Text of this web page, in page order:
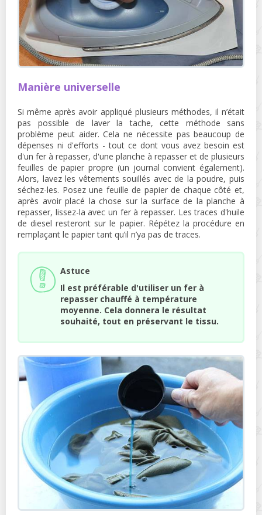
Manière universelle
Si même après avoir appliqué plusieurs méthodes, il n’était
pas possible de laver la tache, cette méthode sans
problème peut aider. Cela ne nécessite pas beaucoup de
dépenses ni d'efforts - tout ce dont vous avez besoin est
d'un fer à repasser, d'une planche à repasser et de plusieurs
feuilles de papier propre (un journal convient également).
Alors, lavez les vêtements souillés avec de la poudre, puis
séchez-les. Posez une feuille de papier de chaque côté et,
après avoir placé la chose sur la surface de la planche à
repasser, lissez-la avec un fer à repasser. Les traces d'huile
de diesel resteront sur le papier. Répétez la procédure en
remplaçant le papier tant qu’il n’ya pas de traces.
Astuce
Il est préférable d'utiliser un fer à
repasser chauffé à température
moyenne. Cela donnera le résultat
souhaité, tout en préservant le tissu.